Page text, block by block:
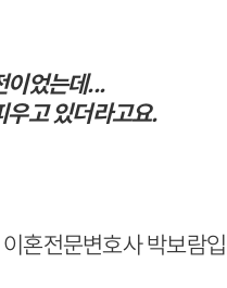
이었는데...
우고 있더라고요.
혼전문변호사 박보람